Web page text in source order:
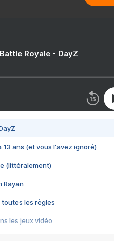
Royale - DayZ
13 ans (et vous l'avez ignoré)
(littéralement)
Rayan
toutes les règles
les jeux vidéo